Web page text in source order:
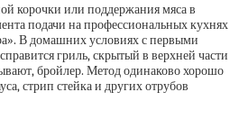
корочки или поддержания мяса в
подачи на профессиональных кухнях
В домашних условиях с первыми
гриль, скрытый в верхней части
бройлер. Метод одинаково хорошо
стрип стейка и других отрубов